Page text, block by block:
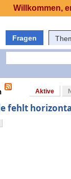
Fragen
Aktive
fehlt
Willkommen,